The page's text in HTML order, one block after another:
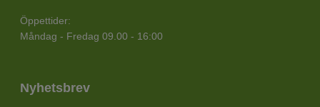
Öppettider:
Måndag - Fredag 09.00 - 16:00
Nyhetsbrev